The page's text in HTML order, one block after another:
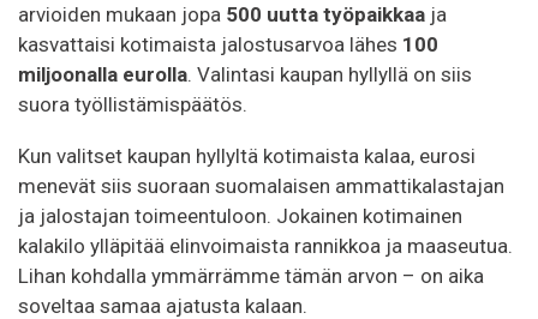
arvioiden mukaan jopa 500 uutta työpaikkaa ja
kasvattaisi kotimaista jalostusarvoa lähes 100
miljoonalla eurolla. Valintasi kaupan hyllyllä on siis
suora työllistämispäätös.
Kun valitset kaupan hyllyltä kotimaista kalaa, eurosi
menevät siis suoraan suomalaisen ammattikalastajan
ja jalostajan toimeentuloon. Jokainen kotimainen
kalakilo ylläpitää elinvoimaista rannikkoa ja maaseutua.
Lihan kohdalla ymmärrämme tämän arvon – on aika
soveltaa samaa ajatusta kalaan.